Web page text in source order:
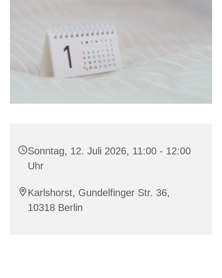
Sonntag, 12. Juli 2026, 11:00 - 12:00
Uhr
Karlshorst, Gundelfinger Str. 36,
10318 Berlin